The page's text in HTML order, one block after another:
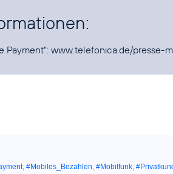
Payment“: www.telefonica.de/presse-
, #Mobiles_Bezahlen, #Mobilfunk,